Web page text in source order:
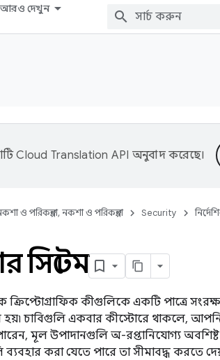
আরও দেখুন
Cloud Translation API অনুবাদ করেছে।
ও পরিকল্পনা, নকশা ও পরিকল্পনা Security
সিস্টেম
ক্রিপ্টোগ্রাফিক কীগুলিকে একটি পাত্রে
চাবিগুলি একবার কীস্টোরে থাকলে,
মূল উপাদানগুলি অ-রপ্তানিযোগ্য
করা যেতে পারে তা সীমাবদ্ধ করতে